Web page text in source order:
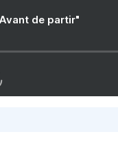
de partir"